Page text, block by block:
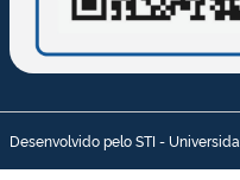
Desenvolvido pelo STI -